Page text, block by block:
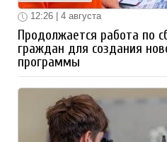
12:26 | 4 августа
Продолжается работа по
граждан для создания
программы